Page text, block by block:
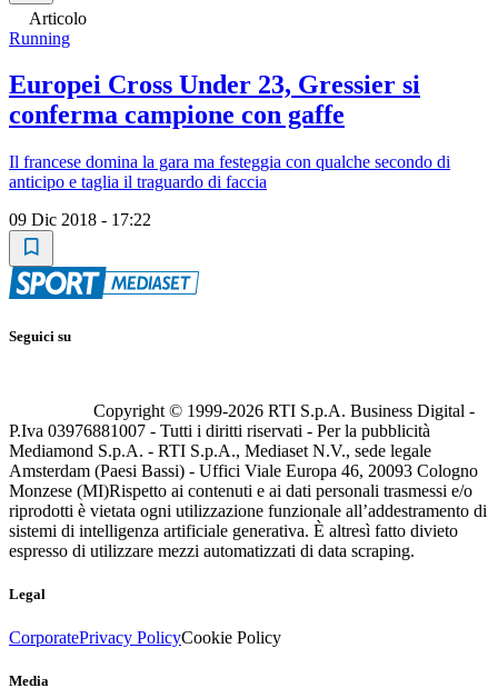
Articolo
Running
Europei Cross Under 23, Gressier si
conferma campione con gaffe
Il francese domina la gara ma festeggia con qualche secondo di
anticipo e taglia il traguardo di faccia
09 Dic 2018 - 17:22
Seguici su
Copyright © 1999-2026 RTI S.p.A. Business Digital -
P.Iva 03976881007 - Tutti i diritti riservati - Per la pubblicità
Mediamond S.p.A. - RTI S.p.A., Mediaset N.V., sede legale
Amsterdam (Paesi Bassi) - Uffici Viale Europa 46, 20093 Cologno
Monzese (MI)Rispetto ai contenuti e ai dati personali trasmessi e/o
riprodotti è vietata ogni utilizzazione funzionale all’addestramento di
sistemi di intelligenza artificiale generativa. È altresì fatto divieto
espresso di utilizzare mezzi automatizzati di data scraping.
Legal
CorporatePrivacy PolicyCookie Policy
Media